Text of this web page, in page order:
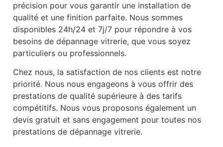
précision pour vous garantir une installation de
qualité et une finition parfaite. Nous sommes
disponibles 24h/24 et 7j/7 pour répondre à vos
besoins de dépannage vitrerie, que vous soyez
particuliers ou professionnels.
Chez nous, la satisfaction de nos clients est notre
priorité. Nous nous engageons à vous offrir des
prestations de qualité supérieure à des tarifs
compétitifs. Nous vous proposons également un
devis gratuit et sans engagement pour toutes nos
prestations de dépannage vitrerie.